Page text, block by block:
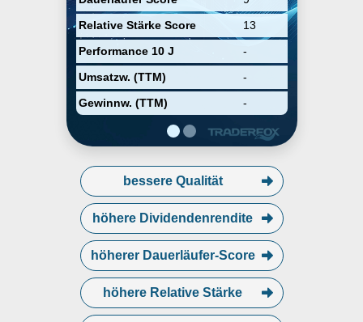
Relative Stärke Score
13
Performance 10 J
-
Umsatzw. (TTM)
-
Gewinnw. (TTM)
-
bessere Qualität
höhere Dividendenrendite
höherer Dauerläufer-Score
höhere Relative Stärke